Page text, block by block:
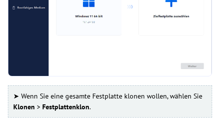
➤ Wenn Sie eine gesamte Festplatte klonen wollen, wählen Sie
Klonen > Festplattenklon.